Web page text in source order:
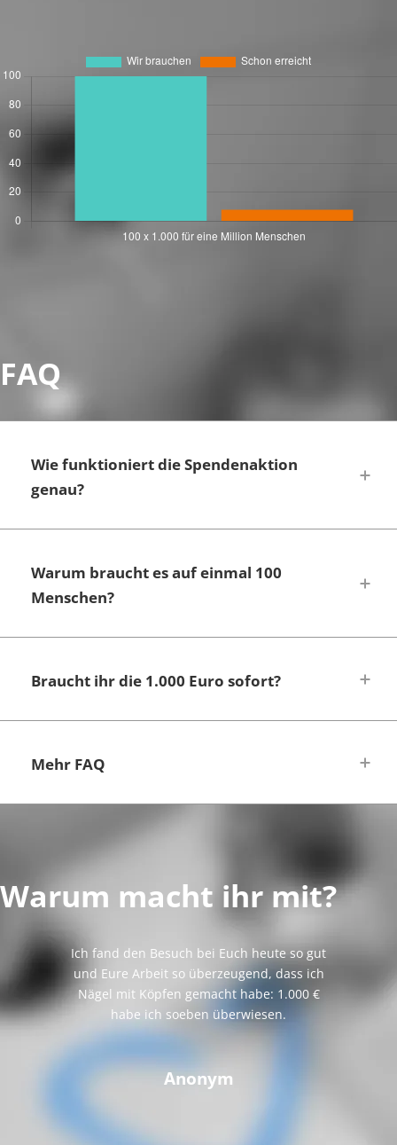
FAQ
Wie funktioniert die Spendenaktion
genau?
Warum braucht es auf einmal 100
Menschen?
Braucht ihr die 1.000 Euro sofort?
Mehr FAQ
Warum macht ihr mit?
Ich fand den Besuch bei Euch heute so gut
und Eure Arbeit so überzeugend, dass ich
Nägel mit Köpfen gemacht habe: 1.000 €
habe ich soeben überwiesen.
Anonym